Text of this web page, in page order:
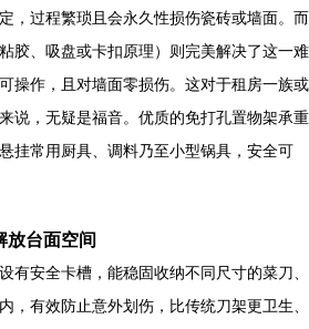
，过程繁琐且会永久性损伤瓷砖或墙面。而
胶、吸盘或卡扣原理）则完美解决了这一难
操作，且对墙面零损伤。这对于租房一族或
说，无疑是福音。优质的免打孔置物架承重
挂常用厨具、调料乃至小型锅具，安全可
放台面空间
有安全卡槽，能稳固收纳不同尺寸的菜刀、
，有效防止意外划伤，比传统刀架更卫生、